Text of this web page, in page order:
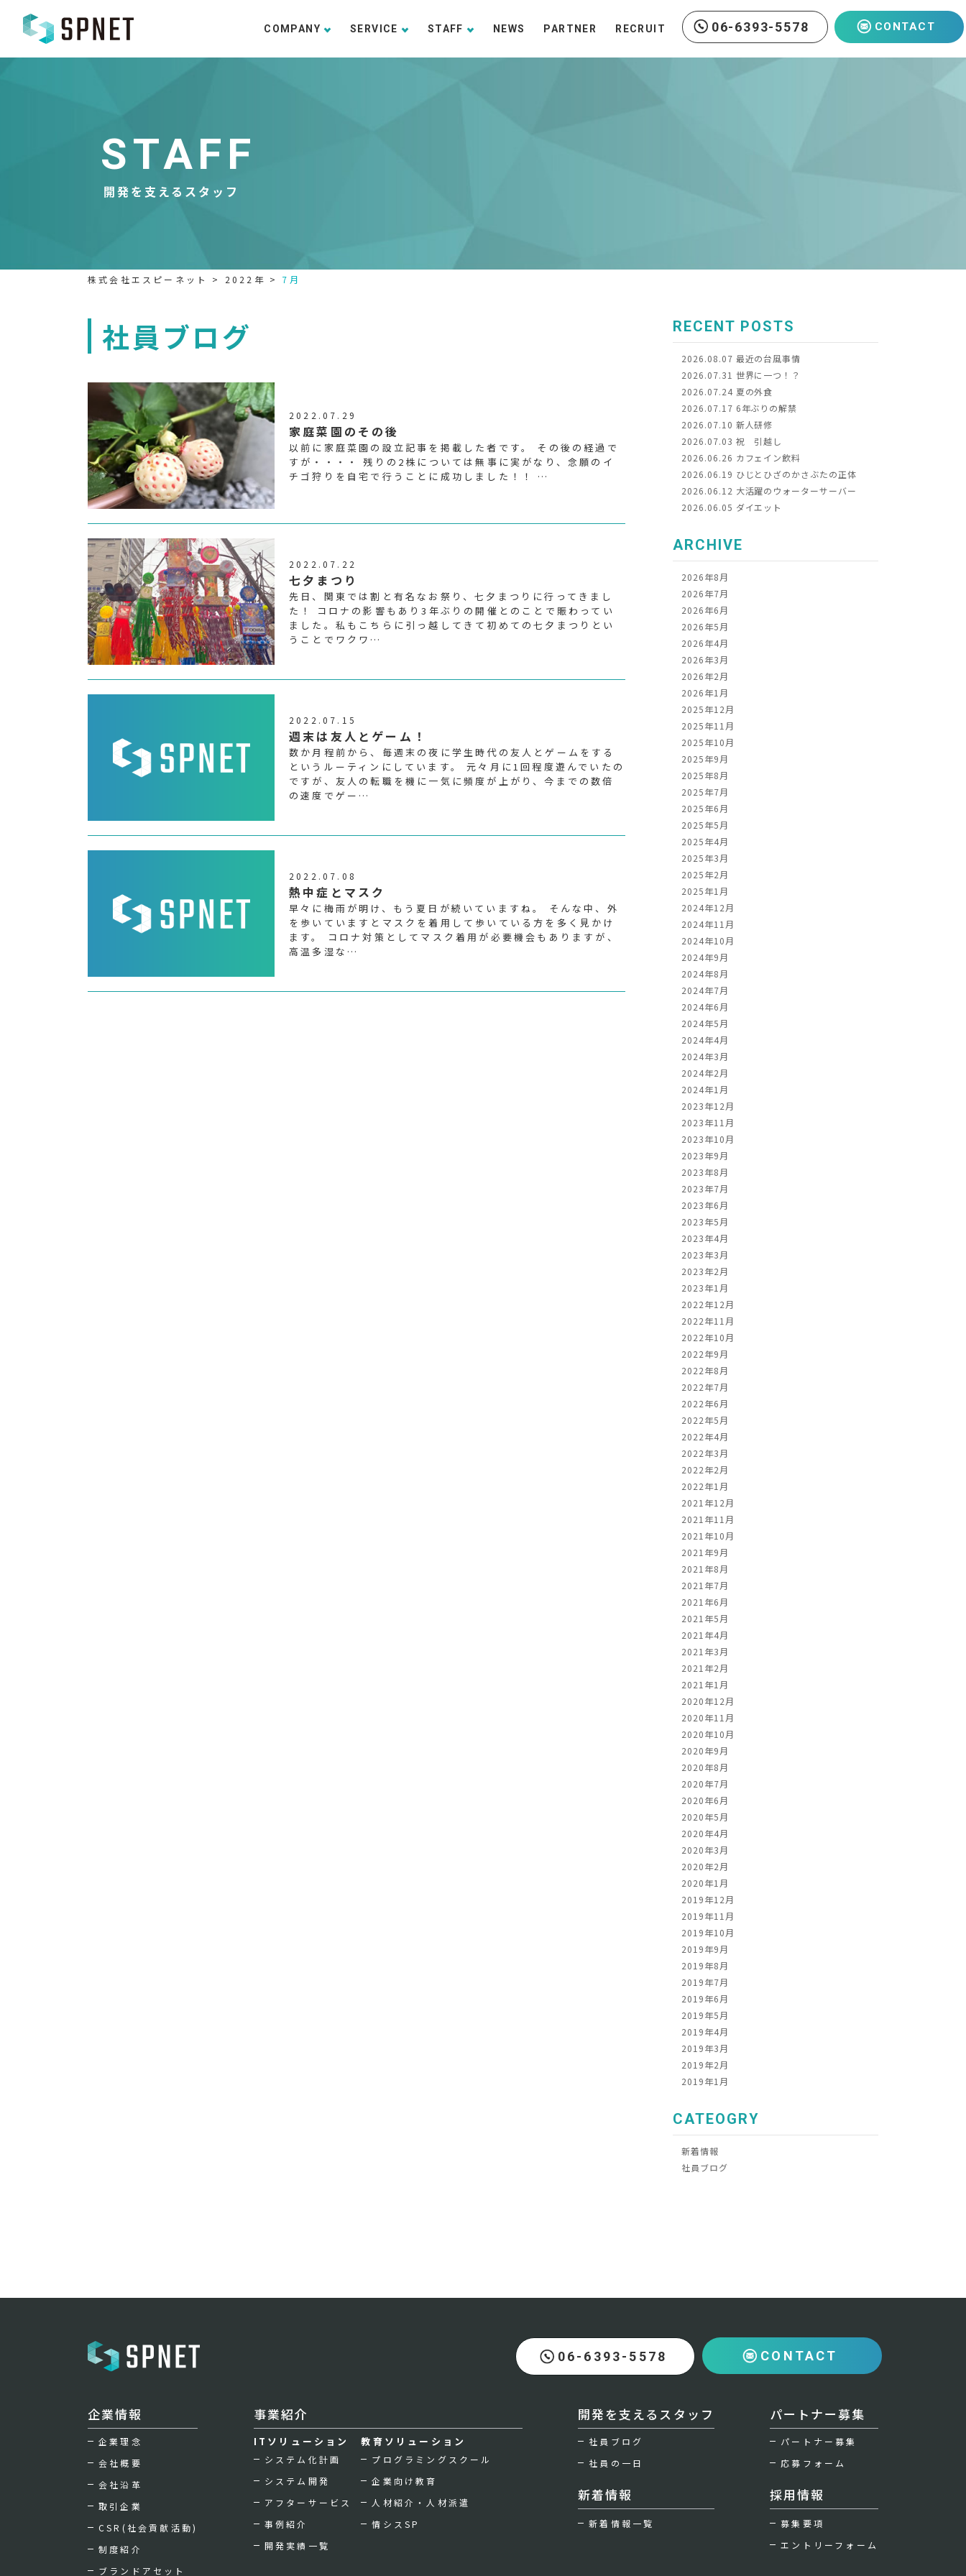
COMPANY SERVICE STAFF NEWS PARTNER RECRUIT 06-6393-5578 CONTACT
STAFF
開発を支えるスタッフ
株式会社エスピーネット > 2022年 > 7月
社員ブログ
2022.07.29
家庭菜園のその後
以前に家庭菜園の設立記事を掲載した者です。 その後の経過で
すが・・・・ 残りの2株については無事に実がなり、念願のイ
チゴ狩りを自宅で行うことに成功しました！！ …
2022.07.22
七夕まつり
先日、関東では割と有名なお祭り、七夕まつりに行ってきまし
た！ コロナの影響もあり3年ぶりの開催とのことで賑わってい
ました。私もこちらに引っ越してきて初めての七夕まつりとい
うことでワクワ…
2022.07.15
週末は友人とゲーム！
数か月程前から、毎週末の夜に学生時代の友人とゲームをする
というルーティンにしています。 元々月に1回程度遊んでいたの
ですが、友人の転職を機に一気に頻度が上がり、今までの数倍
の速度でゲー…
2022.07.08
熱中症とマスク
早々に梅雨が明け、もう夏日が続いていますね。 そんな中、外
を歩いていますとマスクを着用して歩いている方を多く見かけ
ます。 コロナ対策としてマスク着用が必要機会もありますが、
高温多湿な…
RECENT POSTS
2026.08.07 最近の台風事情
2026.07.31 世界に一つ！？
2026.07.24 夏の外食
2026.07.17 6年ぶりの解禁
2026.07.10 新人研修
2026.07.03 祝 引越し
2026.06.26 カフェイン飲料
2026.06.19 ひじとひざのかさぶたの正体
2026.06.12 大活躍のウォーターサーバー
2026.06.05 ダイエット
ARCHIVE
2026年8月
2026年7月
2026年6月
2026年5月
2026年4月
2026年3月
2026年2月
2026年1月
2025年12月
2025年11月
2025年10月
2025年9月
2025年8月
2025年7月
2025年6月
2025年5月
2025年4月
2025年3月
2025年2月
2025年1月
2024年12月
2024年11月
2024年10月
2024年9月
2024年8月
2024年7月
2024年6月
2024年5月
2024年4月
2024年3月
2024年2月
2024年1月
2023年12月
2023年11月
2023年10月
2023年9月
2023年8月
2023年7月
2023年6月
2023年5月
2023年4月
2023年3月
2023年2月
2023年1月
2022年12月
2022年11月
2022年10月
2022年9月
2022年8月
2022年7月
2022年6月
2022年5月
2022年4月
2022年3月
2022年2月
2022年1月
2021年12月
2021年11月
2021年10月
2021年9月
2021年8月
2021年7月
2021年6月
2021年5月
2021年4月
2021年3月
2021年2月
2021年1月
2020年12月
2020年11月
2020年10月
2020年9月
2020年8月
2020年7月
2020年6月
2020年5月
2020年4月
2020年3月
2020年2月
2020年1月
2019年12月
2019年11月
2019年10月
2019年9月
2019年8月
2019年7月
2019年6月
2019年5月
2019年4月
2019年3月
2019年2月
2019年1月
CATEOGRY
新着情報
社員ブログ
06-6393-5578 CONTACT
企業情報
企業理念
会社概要
会社沿革
取引企業
CSR(社会貢献活動)
制度紹介
ブランドアセット
事業紹介
ITソリューション 教育ソリューション
システム化計画
プログラミングスクール
システム開発
企業向け教育
アフターサービス
人材紹介・人材派遣
事例紹介
情シスSP
開発実績一覧
開発を支えるスタッフ
社員ブログ
社員の一日
新着情報
新着情報一覧
パートナー募集
パートナー募集
応募フォーム
採用情報
募集要項
エントリーフォーム